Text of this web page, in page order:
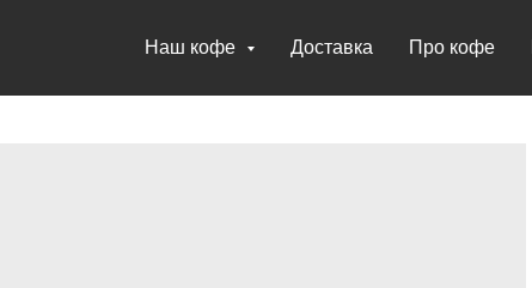
Наш кофе Доставка Про кофе